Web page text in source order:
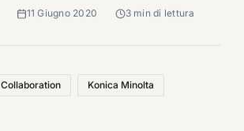
11 Giugno 2020 3 min di lettura
Collaboration Konica Minolta